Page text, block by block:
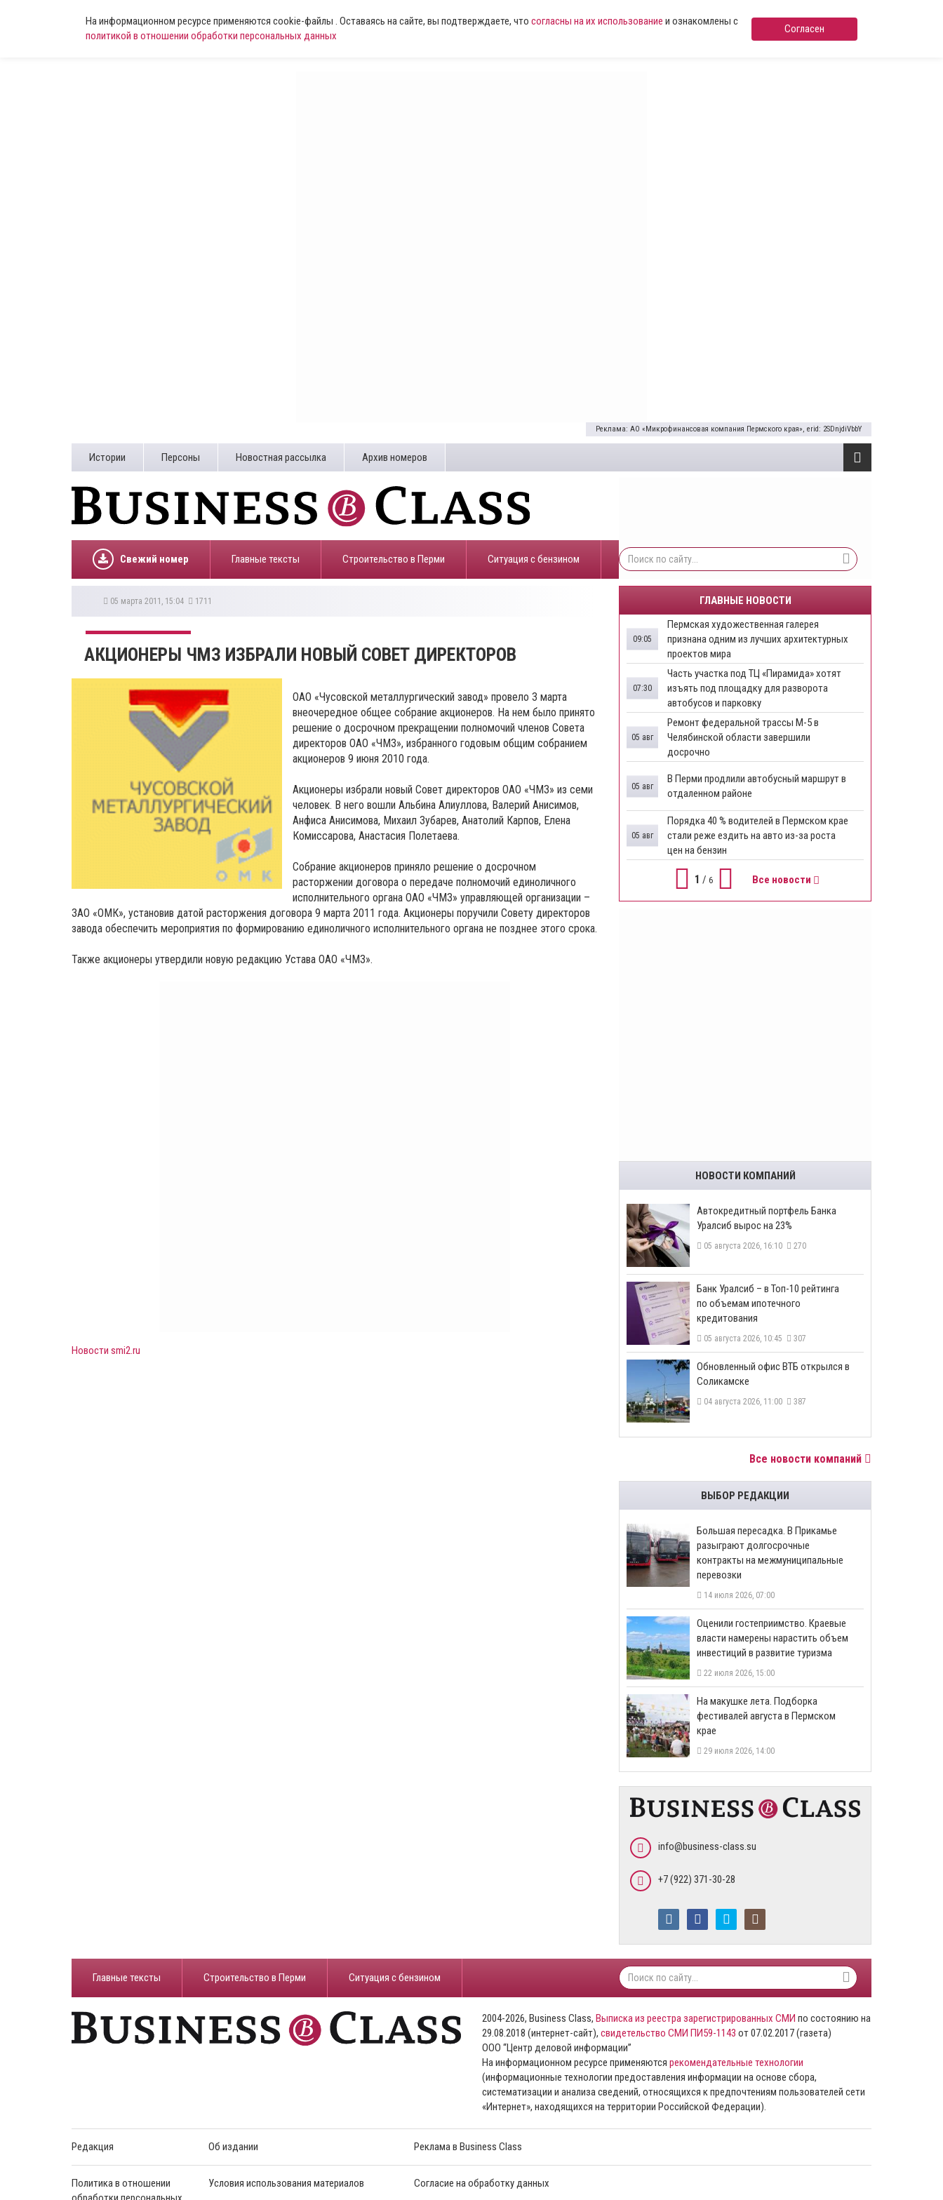
На информационном ресурсе применяются cookie-файлы . Оставаясь на сайте, вы подтверждаете, что согласны на их использование и ознакомлены с
политикой в отношении обработки персональных данных
Согласен
Реклама: АО «Микрофинансовая компания Пермского края», erid: 2SDnjdiVbbY
Истории Персоны Новостная рассылка Архив номеров
Свежий номер Главные тексты Строительство в Перми ​Ситуация с бензином
05 марта 2011, 15:04 1711
АКЦИОНЕРЫ ЧМЗ ИЗБРАЛИ НОВЫЙ СОВЕТ ДИРЕКТОРОВ
ОАО «Чусовской металлургический завод» провело 3 марта
внеочередное общее собрание акционеров. На нем было принято
решение о досрочном прекращении полномочий членов Совета
директоров ОАО «ЧМЗ», избранного годовым общим собранием
акционеров 9 июня 2010 года.
Акционеры избрали новый Совет директоров ОАО «ЧМЗ» из семи
человек. В него вошли Альбина Алиуллова, Валерий Анисимов,
Анфиса Анисимова, Михаил Зубарев, Анатолий Карпов, Елена
Комиссарова, Анастасия Полетаева.
Собрание акционеров приняло решение о досрочном
расторжении договора о передаче полномочий единоличного
исполнительного органа ОАО «ЧМЗ» управляющей организации –
ЗАО «ОМК», установив датой расторжения договора 9 марта 2011 года. Акционеры поручили Совету директоров
завода обеспечить мероприятия по формированию единоличного исполнительного органа не позднее этого срока.
Также акционеры утвердили новую редакцию Устава ОАО «ЧМЗ».
Новости smi2.ru
ГЛАВНЫЕ НОВОСТИ
Пермская художественная галерея
признана одним из лучших архитектурных
проектов мира
09:05
Часть участка под ТЦ «Пирамида» хотят
изъять под площадку для разворота
автобусов и парковку
07:30
Ремонт федеральной трассы М-5 в
Челябинской области завершили
досрочно
05 авг
​В Перми продлили автобусный маршрут в
отдаленном районе
05 авг
​Порядка 40 % водителей в Пермском крае
стали реже ездить на авто из-за роста
цен на бензин
05 авг
1 / 6 Все новости
НОВОСТИ КОМПАНИЙ
​Автокредитный портфель Банка
Уралсиб вырос на 23%
05 августа 2026, 16:10 270
​Банк Уралсиб – в Топ-10 рейтинга
по объемам ипотечного
кредитования
05 августа 2026, 10:45 307
​Обновленный офис ВТБ открылся в
Соликамске
04 августа 2026, 11:00 387
Все новости компаний
ВЫБОР РЕДАКЦИИ
Большая пересадка. В Прикамье
разыграют долгосрочные
контракты на межмуниципальные
перевозки
14 июля 2026, 07:00
Оценили гостеприимство. Краевые
власти намерены нарастить объем
инвестиций в развитие туризма
22 июля 2026, 15:00
На макушке лета. Подборка
фестивалей августа в Пермском
крае
29 июля 2026, 14:00
info@business-class.su
+7 (922) 371-30-28
Главные тексты Строительство в Перми ​Ситуация с бензином
2004-2026, Business Class, Выписка из реестра зарегистрированных СМИ по состоянию на
29.08.2018 (интернет-сайт), свидетельство СМИ ПИ59-1143 от 07.02.2017 (газета)
ООО “Центр деловой информации”
На информационном ресурсе применяются рекомендательные технологии
(информационные технологии предоставления информации на основе сбора,
систематизации и анализа сведений, относящихся к предпочтениям пользователей сети
«Интернет», находящихся на территории Российской Федерации).
Редакция Об издании Реклама в Business Class
Политика в отношении
Условия использования материалов Согласие на обработку данных